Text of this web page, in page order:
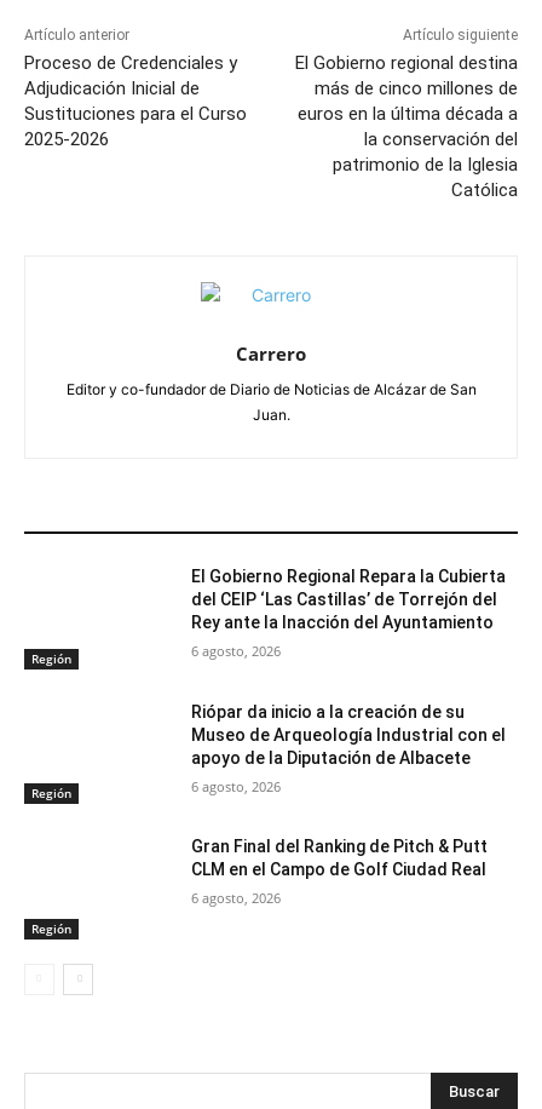
Artículo anterior
Proceso de Credenciales y
Adjudicación Inicial de
Sustituciones para el Curso
2025-2026
Artículo siguiente
El Gobierno regional destina
más de cinco millones de
euros en la última década a
la conservación del
patrimonio de la Iglesia
Católica
Carrero
Editor y co-fundador de Diario de Noticias de Alcázar de San
Juan.
Región
El Gobierno Regional Repara la Cubierta
del CEIP ‘Las Castillas’ de Torrejón del
Rey ante la Inacción del Ayuntamiento
6 agosto, 2026
Región
Riópar da inicio a la creación de su
Museo de Arqueología Industrial con el
apoyo de la Diputación de Albacete
6 agosto, 2026
Región
Gran Final del Ranking de Pitch & Putt
CLM en el Campo de Golf Ciudad Real
6 agosto, 2026
Buscar